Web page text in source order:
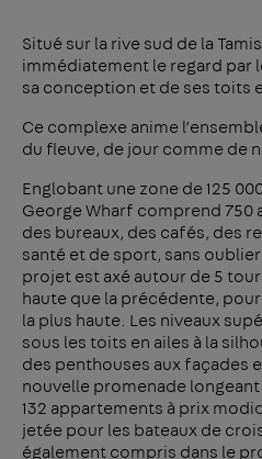
Situé sur la rive sud de la
immédiatement le regard par
sa conception et de ses toits
Ce complexe anime
du fleuve, de jour comme de
Englobant une zone de 125
George Wharf comprend 750
des bureaux, des cafés, des
santé et de sport, sans
projet est axé autour de 5
haute que la précédente,
la plus haute. Les niveaux
sous les toits en ailes à la
des penthouses aux façades
nouvelle promenade
132 appartements à prix
jetée pour les bateaux de
également compris dans le